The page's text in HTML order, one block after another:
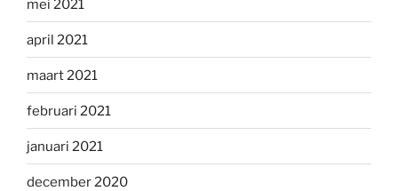
mei 2021
april 2021
maart 2021
februari 2021
januari 2021
december 2020